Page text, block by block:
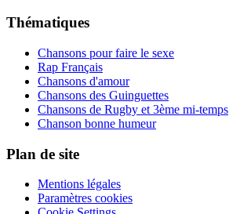
Thématiques
Chansons pour faire le sexe
Rap Français
Chansons d'amour
Chansons des Guinguettes
Chansons de Rugby et 3ème mi-temps
Chanson bonne humeur
Plan de site
Mentions légales
Paramètres cookies